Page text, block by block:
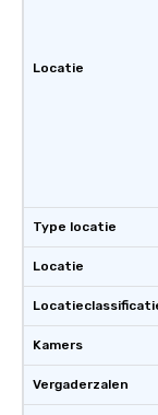
Locatie
Type locatie
Locatie
Kamers
Vergaderzalen